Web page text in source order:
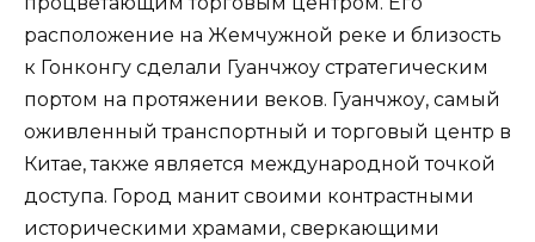
расположение на Жемчужной реке и близость
к Гонконгу сделали Гуанчжоу стратегическим
портом на протяжении веков. Гуанчжоу, самый
оживленный транспортный и торговый центр в
Китае, также является международной точкой
доступа. Город манит своими контрастными
историческими храмами, сверкающими